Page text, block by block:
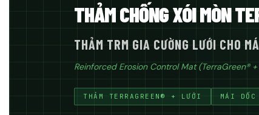
THẢM CHỐNG XÓI MÒN
THẢM TRM GIA CƯỜNG LƯỚI CHO
Reinforced Erosion Control Mat (TerraGreen®
THẢM TERRAGREEN® + LƯỚI MÁI DỐC